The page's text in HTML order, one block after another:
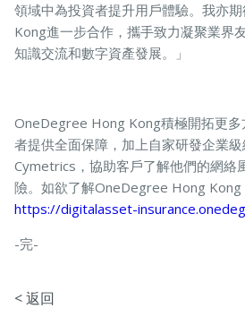
領域中為投資者提升用戶體驗。我亦
Kong進一步合作，攜手致力凝聚業界
知識交流和數字資產發展。」
OneDegree Hong Kong積極開拓更
者提供全面保障，加上自家研發企業
Cymetrics，協助客戶了解他們的網絡
險。如欲了解OneDegree Hong Kong
https://digitalasset-
-完-
< 返回